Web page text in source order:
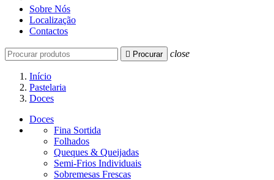
Sobre Nós
Localização
Contactos
 Procurar close
Início
Pastelaria
Doces
Doces
Fina Sortida
Folhados
Queques & Queijadas
Semi-Frios Individuais
Sobremesas Frescas